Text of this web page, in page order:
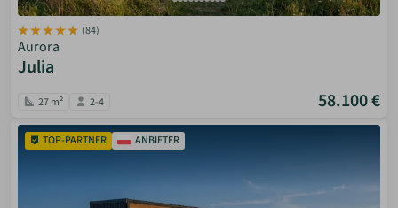
(84)
Aurora
Julia
27 m² 2-4 58.100 €
TOP-PARTNER ANBIETER